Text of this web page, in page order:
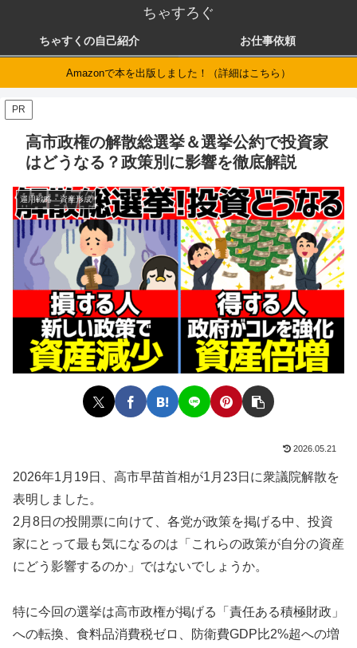
ちゃすろぐ
ちゃすくの自己紹介 お仕事依頼
Amazonで本を出版しました！（詳細はこちら）
PR
高市政権の解散総選挙＆選挙公約で投資家
はどうなる？政策別に影響を徹底解説
運用戦略・資産形成
2026.05.21
2026年1月19日、高市早苗首相が1月23日に衆議院解散を
表明しました。
2月8日の投開票に向けて、各党が政策を掲げる中、投資
家にとって最も気になるのは「これらの政策が自分の資産
にどう影響するのか」ではないでしょうか。
特に今回の選挙は高市政権が掲げる「責任ある積極財政」
への転換、食料品消費税ゼロ、防衛費GDP比2%超への増